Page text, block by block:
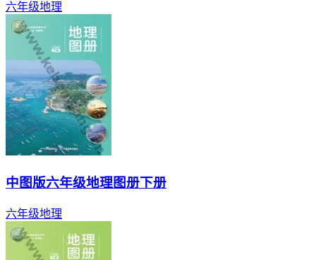
六年级地理
中图版六年级地理图册下册
六年级地理